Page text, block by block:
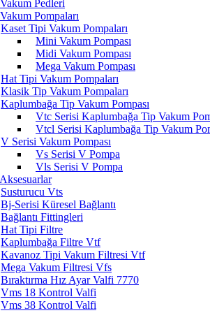
Pedleri
Pompaları
Kaset Tipi Vakum Pompaları
Mini Vakum Pompası
Midi Vakum Pompası
Mega Vakum Pompası
Hat Tipi Vakum Pompaları
Klasik Tip Vakum Pompaları
Kaplumbağa Tip Vakum Pompası
Vtc Serisi Kaplumbağa Tip Vakum
Vtcl Serisi Kaplumbağa Tip Vakum
V Serisi Vakum Pompası
Vs Serisi V Pompa
Vls Serisi V Pompa
Susturucu Vts
Bj-Serisi Küresel Bağlantı
Bağlantı Fittingleri
Hat Tipi Filtre
Kaplumbağa Filtre Vtf
Kavanoz Tipi Vakum Filtresi Vtf
Mega Vakum Filtresi Vfs
Bıraktırma Hız Ayar Valfi 7770
Vms 18 Kontrol Valfi
Vms 38 Kontrol Valfi